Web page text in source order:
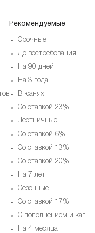
Рекомендуемые
Срочные
До востребования
На 90 дней
На 3 года
В юанях
Со ставкой 23%
Лестничные
Со ставкой 6%
Со ставкой 13%
Со ставкой 20%
На 7 лет
Cезонные
Со ставкой 17%
С пополнением и
На 4 месяца